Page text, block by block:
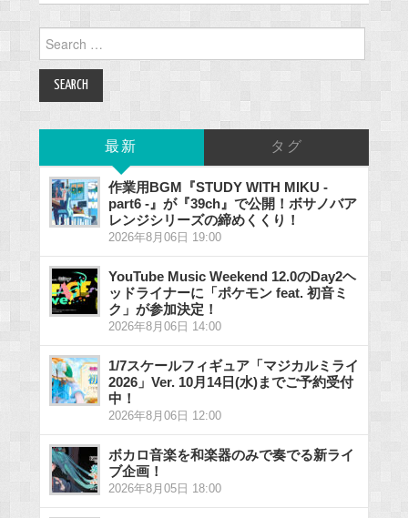
for:
最新 タグ
作業用BGM『STUDY WITH MIKU -
part6 -』が『39ch』で公開！ボサノバア
レンジシリーズの締めくくり！
2026年8月06日 19:00
YouTube Music Weekend 12.0のDay2ヘ
ッドライナーに「ポケモン feat. 初音ミ
ク」が参加決定！
2026年8月06日 14:00
1/7スケールフィギュア「マジカルミライ
2026」Ver. 10月14日(水)までご予約受付
中！
2026年8月06日 12:00
ボカロ音楽を和楽器のみで奏でる新ライ
ブ企画！
2026年8月05日 18:00